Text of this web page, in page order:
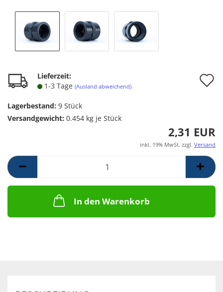
Lieferzeit:
1-3 Tage (Ausland abweichend)
Lagerbestand: 9 Stück
Versandgewicht: 0.454 kg je Stück
2,31 EUR
inkl. 19% MwSt. zzgl. Versand
In den Warenkorb